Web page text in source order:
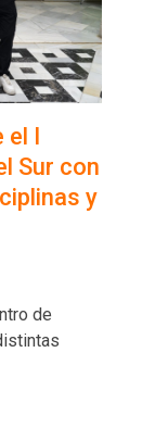
el I
Sur con
y
de